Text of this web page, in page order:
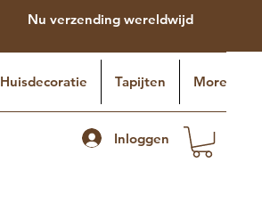
Nu verzending wereldwijd
Huisdecoratie Tapijten More
Inloggen